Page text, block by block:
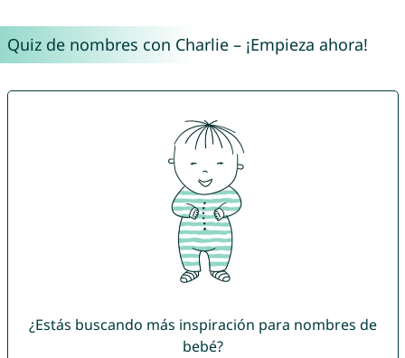
Quiz de nombres con Charlie – ¡Empieza ahora!
¿Estás buscando más inspiración para nombres de
bebé?